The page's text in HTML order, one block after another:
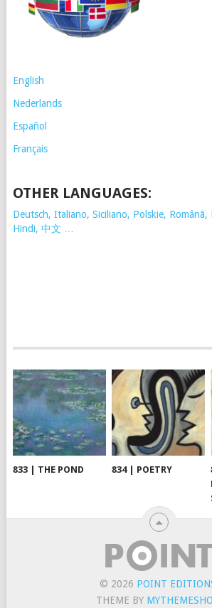
English
Nederlands
Español
Français
OTHER LANGUAGES:
Deutsch, Italiano, Siciliano, Polskie, Românã,
Hindi, 中文 …
833 | THE POND 834 | POETRY
© 2026 POINT
THEME BY